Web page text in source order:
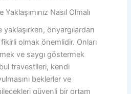
Nasıl Olmalı
önyargılardan
olmak önemlidir. Onları
ve saygı göstermek
travestileri, kendi
beklerler ve
güvenli bir ortam